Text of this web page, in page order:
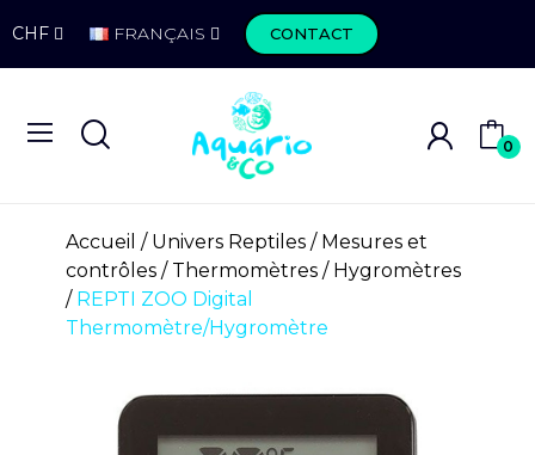
CHF FRANÇAIS CONTACT
0
Accueil Univers Reptiles
Mesures et
contrôles
Thermomètres / Hygromètres
REPTI ZOO Digital
Thermomètre/Hygromètre